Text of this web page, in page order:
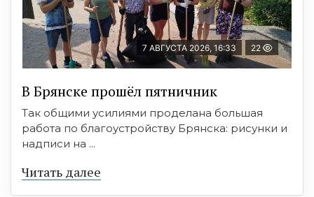
7 АВГУСТА 2026, 16:33 22
В Брянске прошёл пятничник
Так общими усилиями проделана большая
работа по благоустройству Брянска: рисунки и
надписи на ...
Читать далее